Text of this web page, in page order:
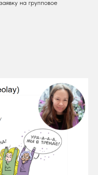
на групповое